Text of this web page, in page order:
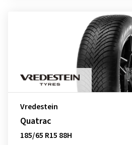
Vredestein
Quatrac
185/65 R15 88H